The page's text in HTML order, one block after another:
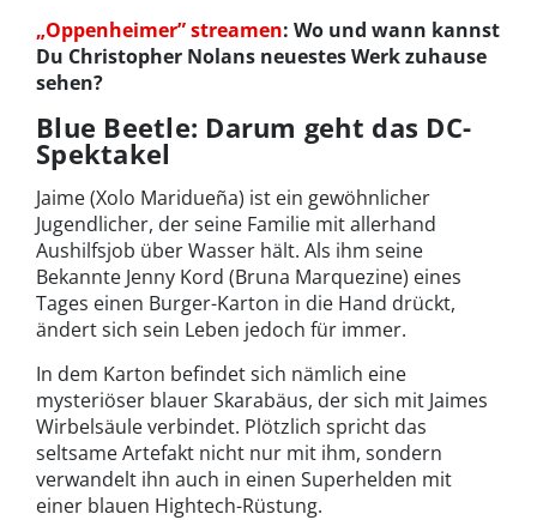
„Oppenheimer” streamen: Wo und wann kannst
Du Christopher Nolans neuestes Werk zuhause
sehen?
Blue Beetle: Darum geht das DC-
Spektakel
Jaime (Xolo Maridueña) ist ein gewöhnlicher
Jugendlicher, der seine Familie mit allerhand
Aushilfsjob über Wasser hält. Als ihm seine
Bekannte Jenny Kord (Bruna Marquezine) eines
Tages einen Burger-Karton in die Hand drückt,
ändert sich sein Leben jedoch für immer.
In dem Karton befindet sich nämlich eine
mysteriöser blauer Skarabäus, der sich mit Jaimes
Wirbelsäule verbindet. Plötzlich spricht das
seltsame Artefakt nicht nur mit ihm, sondern
verwandelt ihn auch in einen Superhelden mit
einer blauen Hightech-Rüstung.